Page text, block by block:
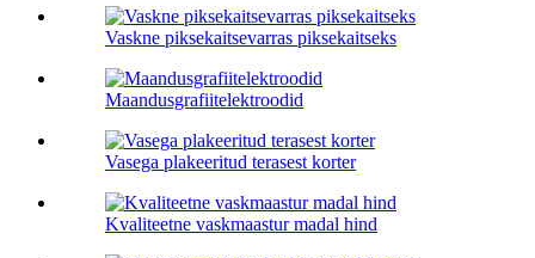
Vaskne piksekaitsevarras piksekaitseks
Maandusgrafiitelektroodid
Vasega plakeeritud terasest korter
Kvaliteetne vaskmaastur madal hind